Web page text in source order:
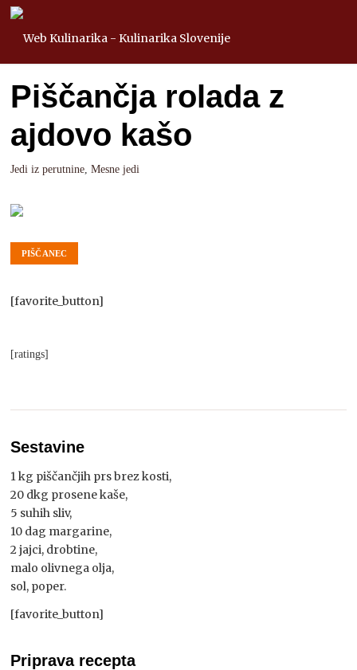
Piščančja rolada z
ajdovo kašo
Jedi iz perutnine,Mesne jedi
PIŠČANEC
[favorite_button]
[ratings]
Sestavine
1 kg piščančjih prs brez kosti,
20 dkg prosene kaše,
5 suhih sliv,
10 dag margarine,
2 jajci, drobtine,
malo olivnega olja,
sol, poper.
[favorite_button]
Priprava recepta